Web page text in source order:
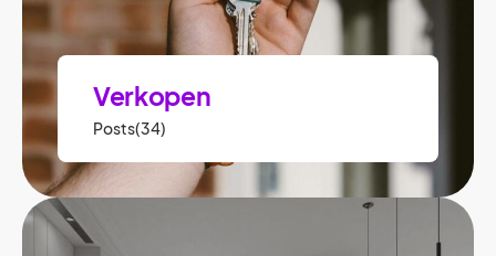
Verkopen
Posts(34)